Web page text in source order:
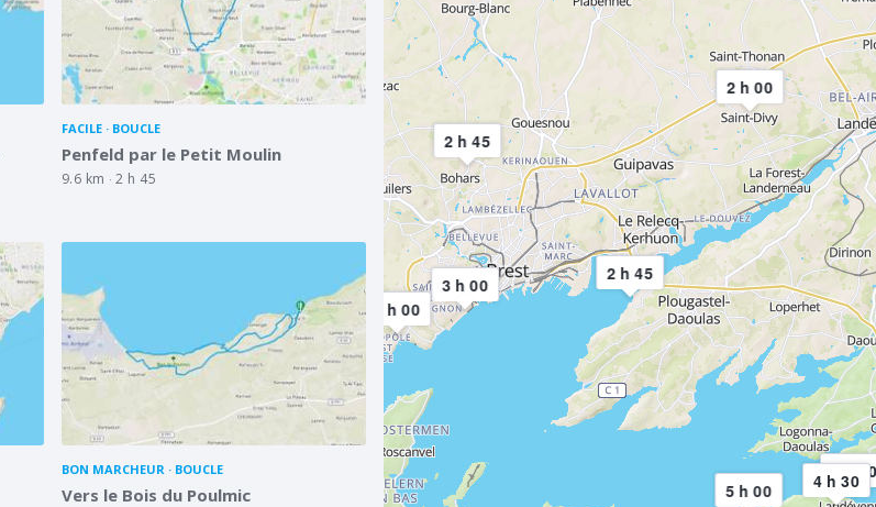
FACILE BOUCLE
Penfeld par le Petit Moulin
9.6 km 2 h 45
BON MARCHEUR BOUCLE
Vers le Bois du Poulmic
2 h 45
2 h 45
3 h 00
3 h 00
5 h 00
2 h 00
4 h 30
4 h 30